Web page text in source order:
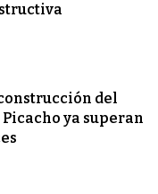
del
ya superan